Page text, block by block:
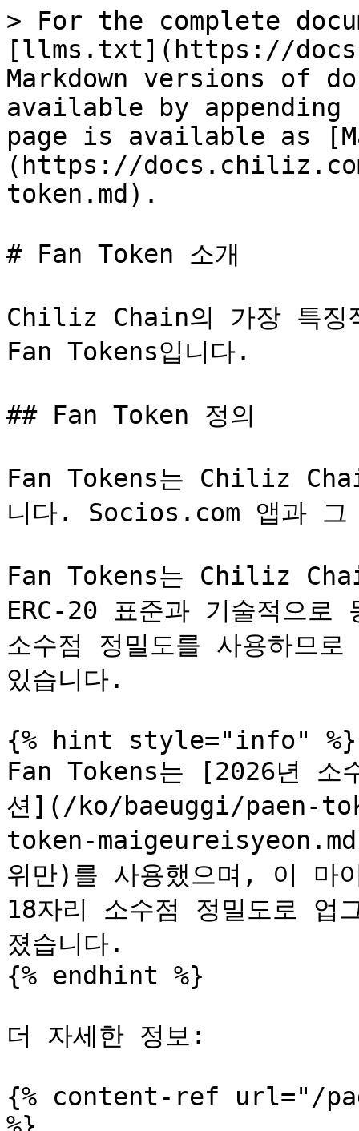
> For the complete
[llms.txt](https://
Markdown versions of
available by
page is available as
(https://
token.md).
# Fan Token 소개
Chiliz Chain의 가장 특징
Fan Tokens입니다.
## Fan Token 정의
Fan Tokens는 Chiliz
니다. Socios.com 앱과 그
Fan Tokens는 Chiliz
ERC-20 표준과 기술적으로
소수점 정밀도를 사용하므
있습니다.
{% hint style="info" %}
Fan Tokens는 [2026년 소
션](/ko/baeuggi/paen-
token-
위만)를 사용했으며, 이 마
18자리 소수점 정밀도로 업
졌습니다.
{% endhint %}
더 자세한 정보:
{% content-ref url="/